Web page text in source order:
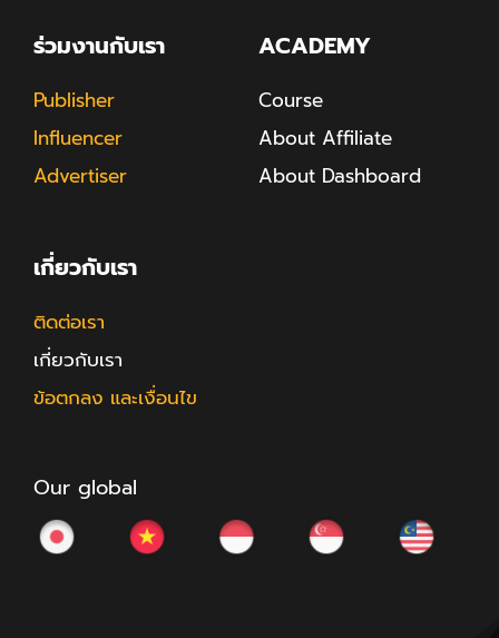
ร่วมงานกับเรา
Publisher
Influencer
Advertiser
ACADEMY
Course
About Affiliate
About Dashboard
เกี่ยวกับเรา
ติดต่อเรา
เกี่ยวกับเรา
ข้อตกลง และเงื่อนไข
Our global